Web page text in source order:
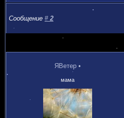
Сообщение # 2
ЯВетер •
мама